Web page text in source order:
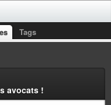
Tags
avocats !